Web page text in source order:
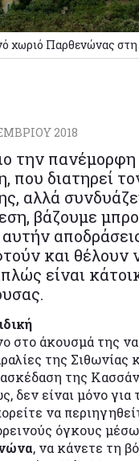
χωριό Παρθενώνας στη
2018
την πανέμορφη
που διατηρεί
αλλά
βάζουμε
και θέλουν
είναι
στο άκουσμά της να
της Σιθωνίας
της
δεν είναι μόνο για
να
όγκους
, να κάνετε τη